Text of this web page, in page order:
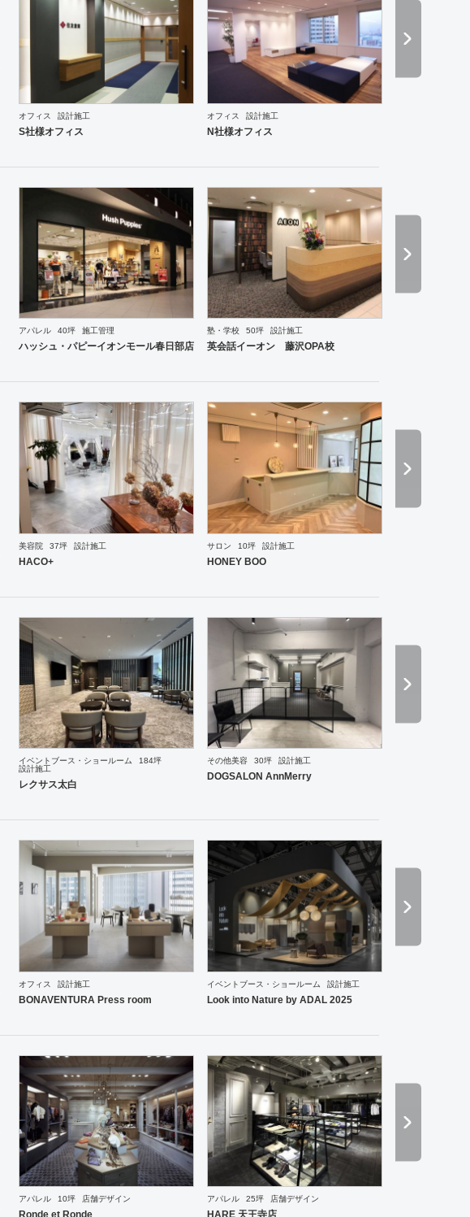
カフェ・パン・ケーキ ラーメン・そば・うどん 焼肉・中華料理・韓国料理 その他 オフィス
オフィス 設計施工
S社様オフィス
オフィス 設計施工
N社様オフィス
カフェ・パン・ケーキ ラーメン・そば・うどん 和食・寿司 焼肉・中華料理・韓国料理
アパレル 40坪 施工管理
ハッシュ・パピーイオンモール春日部店
塾・学校 50坪 設計施工
英会話イーオン 藤沢OPA校
カフェ・パン・ケーキ 和食・寿司 焼肉・中華料理・韓国料理
美容院 37坪 設計施工
HACO+
サロン 10坪 設計施工
HONEY BOO
カフェ・パン・ケーキ 焼肉・中華料理・韓国料理
イベントブース・ショールーム
184坪
設計施工
レクサス太白
その他美容 30坪 設計施工
DOGSALON AnnMerry
カフェ・パン・ケーキ ラーメン・そば・うどん 和食・寿司 その他 オフィス イベントブース・ショールーム
オフィス 設計施工
BONAVENTURA Press room
イベントブース・ショールーム 設計施工
Look into Nature by ADAL 2025
オフィス イベントブース・ショールーム エントランス ワーキングスペース
アパレル 10坪 店舗デザイン
Ronde et Ronde
アパレル 25坪 店舗デザイン
HARE 天王寺店